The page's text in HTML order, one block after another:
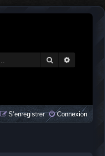
Rechercher
Connexion
S’enregistrer